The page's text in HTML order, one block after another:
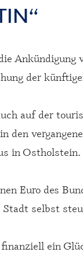
der
auf der
den
in Ostholstein.
Euro des
selbst
ein